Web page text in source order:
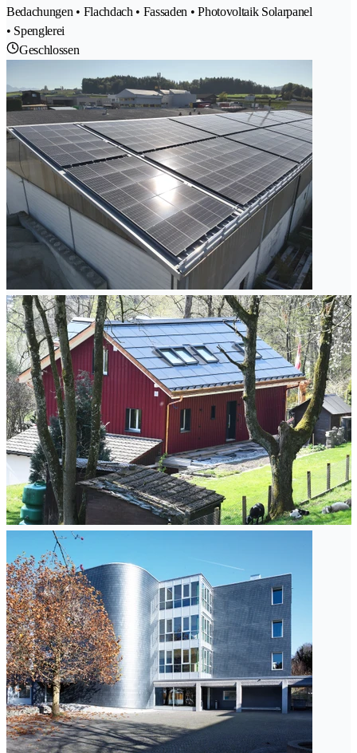
Bedachungen • Flachdach • Fassaden • Photovoltaik Solarpanel
• Spenglerei
Geschlossen